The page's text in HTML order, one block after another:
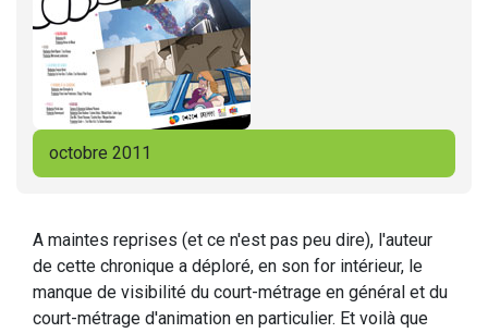
octobre 2011
A maintes reprises (et ce n'est pas peu dire), l'auteur
de cette chronique a déploré, en son for intérieur, le
manque de visibilité du court-métrage en général et du
court-métrage d'animation en particulier. Et voilà que